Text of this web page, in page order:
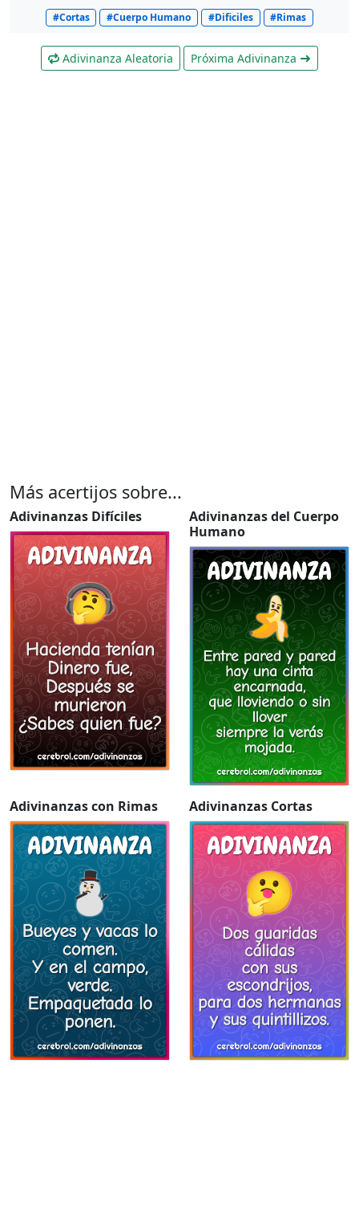
#Cortas #Cuerpo Humano #Dificiles #Rimas
Adivinanza Aleatoria Próxima Adivinanza
Más acertijos sobre...
Adivinanzas Difíciles
Adivinanzas del Cuerpo
Humano
Adivinanzas con Rimas Adivinanzas Cortas